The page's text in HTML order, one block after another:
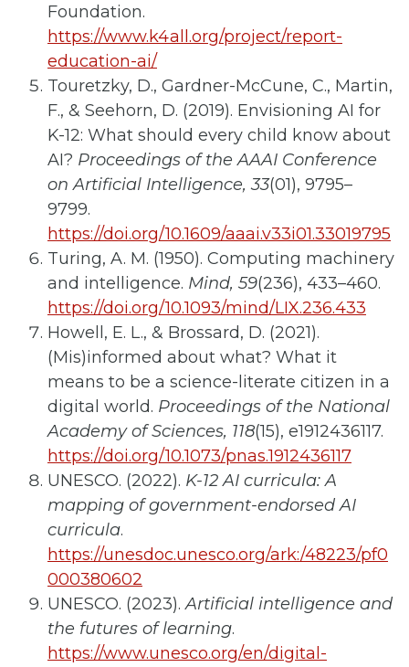
Foundation.
https://www.k4all.org/project/report-
education-ai/
Touretzky, D., Gardner-McCune, C., Martin,
F., & Seehorn, D. (2019). Envisioning AI for
K-12: What should every child know about
AI? Proceedings of the AAAI Conference
on Artificial Intelligence, 33(01), 9795–
9799.
https://doi.org/10.1609/aaai.v33i01.33019795
Turing, A. M. (1950). Computing machinery
and intelligence. Mind, 59(236), 433–460.
https://doi.org/10.1093/mind/LIX.236.433
Howell, E. L., & Brossard, D. (2021).
(Mis)informed about what? What it
means to be a science-literate citizen in a
digital world. Proceedings of the National
Academy of Sciences, 118(15), e1912436117.
https://doi.org/10.1073/pnas.1912436117
UNESCO. (2022). K-12 AI curricula: A
mapping of government-endorsed AI
curricula.
https://unesdoc.unesco.org/ark:/48223/pf0
000380602
UNESCO. (2023).Artificial intelligence and
the futures of learning.
https://www.unesco.org/en/digital-